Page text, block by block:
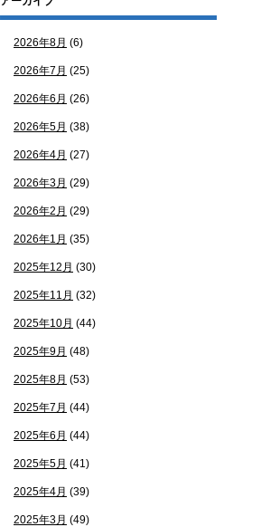
2026年8月 (6)
2026年7月 (25)
2026年6月 (26)
2026年5月 (38)
2026年4月 (27)
2026年3月 (29)
2026年2月 (29)
2026年1月 (35)
2025年12月 (30)
2025年11月 (32)
2025年10月 (44)
2025年9月 (48)
2025年8月 (53)
2025年7月 (44)
2025年6月 (44)
2025年5月 (41)
2025年4月 (39)
2025年3月 (49)